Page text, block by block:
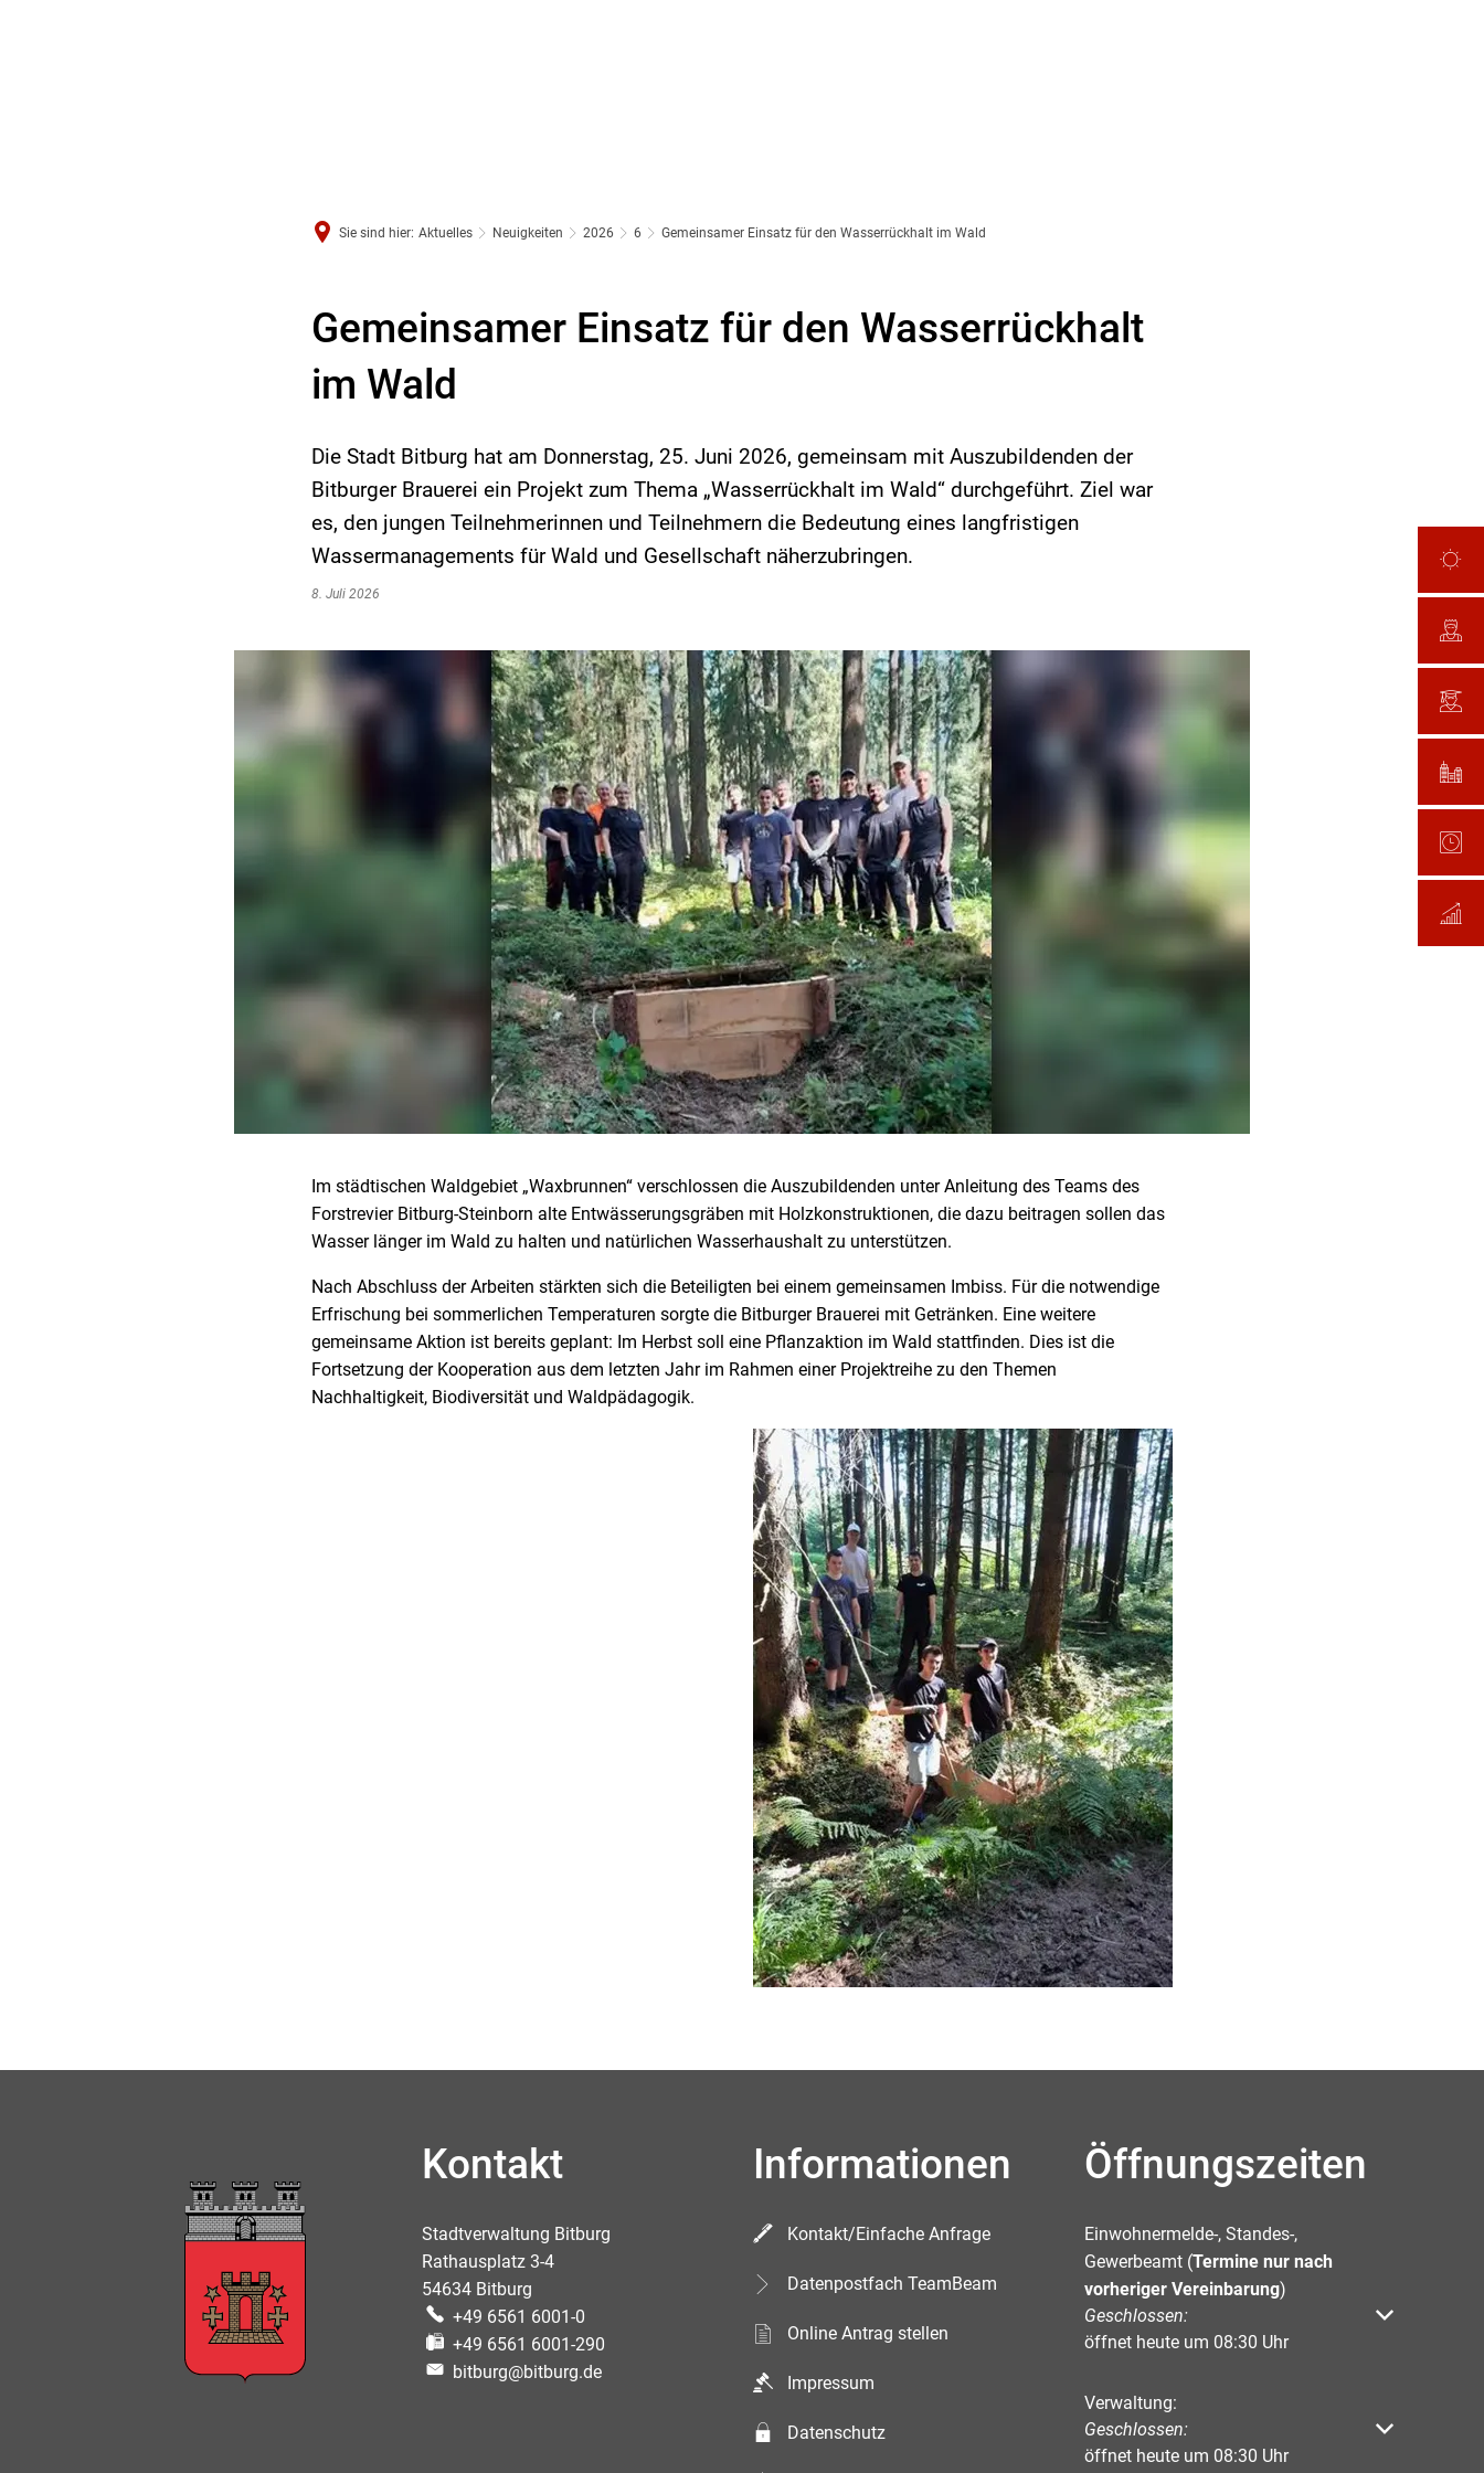
Sie sind hier: Aktuelles Neuigkeiten 2026 6 Gemeinsamer Einsatz für den Wasserrückhalt im Wald
Gemeinsamer Einsatz für den Wasserrückhalt
im Wald
Die Stadt Bitburg hat am Donnerstag, 25. Juni 2026, gemeinsam mit Auszubildenden der
Bitburger Brauerei ein Projekt zum Thema „Wasserrückhalt im Wald“ durchgeführt. Ziel war
es, den jungen Teilnehmerinnen und Teilnehmern die Bedeutung eines langfristigen
Wassermanagements für Wald und Gesellschaft näherzubringen.
8. Juli 2026
Im städtischen Waldgebiet „Waxbrunnen“ verschlossen die Auszubildenden unter Anleitung des Teams des
Forstrevier Bitburg-Steinborn alte Entwässerungsgräben mit Holzkonstruktionen, die dazu beitragen sollen das
Wasser länger im Wald zu halten und natürlichen Wasserhaushalt zu unterstützen.
Nach Abschluss der Arbeiten stärkten sich die Beteiligten bei einem gemeinsamen Imbiss. Für die notwendige
Erfrischung bei sommerlichen Temperaturen sorgte die Bitburger Brauerei mit Getränken. Eine weitere
gemeinsame Aktion ist bereits geplant: Im Herbst soll eine Pflanzaktion im Wald stattfinden. Dies ist die
Fortsetzung der Kooperation aus dem letzten Jahr im Rahmen einer Projektreihe zu den Themen
Nachhaltigkeit, Biodiversität und Waldpädagogik.
Kontakt
Stadtverwaltung Bitburg
Rathausplatz 3-4
54634 Bitburg
+49 6561 6001-0
+49 6561 6001-290
bitburg@bitburg.de
Informationen
Kontakt/Einfache Anfrage
Datenpostfach TeamBeam
Online Antrag stellen
Impressum
Datenschutz
Öffnungszeiten
Einwohnermelde-, Standes-,
Gewerbeamt (Termine nur nach
vorheriger Vereinbarung)
Klicken, um weitere Öffnungs- oder Schließzeiten
Geschlossen:
öffnet heute um 08:30 Uhr
Verwaltung:
Klicken, um weitere Öffnungs- oder Schließzeiten
Geschlossen:
öffnet heute um 08:30 Uhr